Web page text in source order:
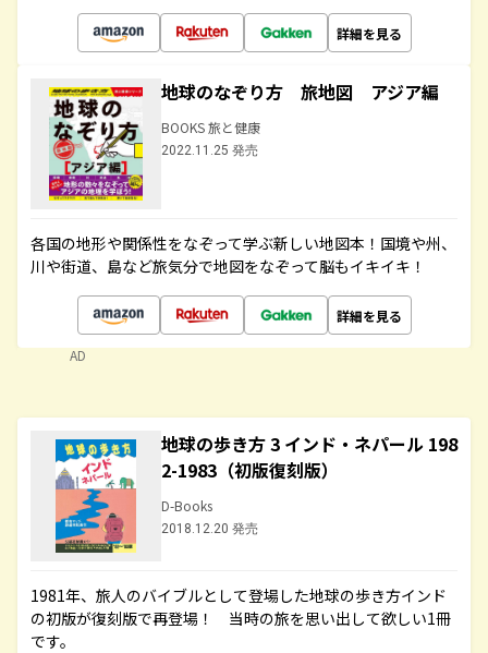
詳細を見る
地球のなぞり方 旅地図 アジア編
BOOKS 旅と健康
2022.11.25 発売
各国の地形や関係性をなぞって学ぶ新しい地図本！国境や州、
川や街道、島など旅気分で地図をなぞって脳もイキイキ！
詳細を見る
AD
地球の歩き方 3 インド・ネパール 198
2-1983（初版復刻版）
D-Books
2018.12.20 発売
1981年、旅人のバイブルとして登場した地球の歩き方インド
の初版が復刻版で再登場！ 当時の旅を思い出して欲しい1冊
です。